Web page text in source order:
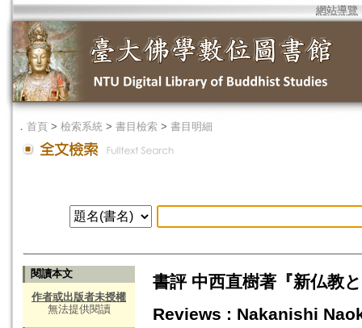
網站導覽
． 首頁 > 檢索系統 > 書目檢索 > 書目明細
閱讀本文
作者或出版者未授權
無法提供閱讀
書評 中西直樹著『新仏教
Reviews : Nakanishi